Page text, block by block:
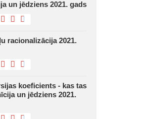
un jēdziens 2021. gads
racionalizācija 2021.
koeficients - kas tas
un jēdziens 2021.